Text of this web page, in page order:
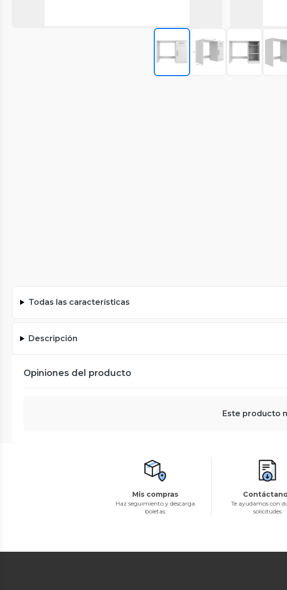
Todas las características
Descripción
Opiniones del producto
Este producto
Mis compras
Haz seguimiento y descarga
boletas
Te ayudamos con
solicitudes